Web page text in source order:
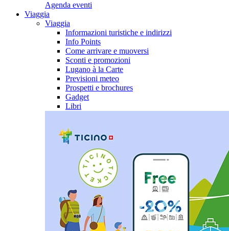
Agenda eventi
Viaggia
Viaggia
Informazioni turistiche e indirizzi
Info Points
Come arrivare e muoversi
Sconti e promozioni
Lugano à la Carte
Previsioni meteo
Prospetti e brochures
Gadget
Libri